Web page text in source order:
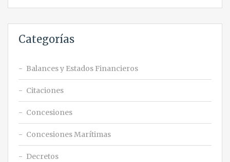
Categorías
Balances y Estados Financieros
Citaciones
Concesiones
Concesiones Marítimas
Decretos